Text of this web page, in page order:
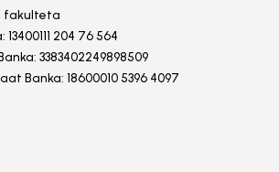
fakulteta
13400111 204 76 564
3383402249898509
Banka: 18600010 5396 4097